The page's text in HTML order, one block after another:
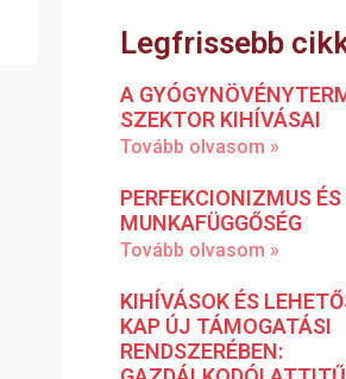
Legfrissebb
A
SZEKTOR KIHÍVÁSAI
Tovább olvasom »
PERFEKCIONIZMUS ÉS
MUNKAFÜGGŐSÉG
Tovább olvasom »
KIHÍVÁSOK ÉS
KAP ÚJ TÁMOGATÁSI
RENDSZERÉBEN: